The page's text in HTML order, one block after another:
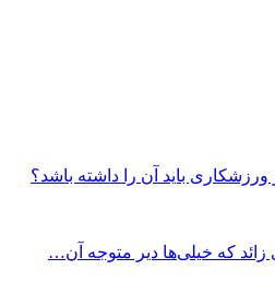
باید آن را داشته باشد؟
که خیلی‌ها دیر متوجه آن…